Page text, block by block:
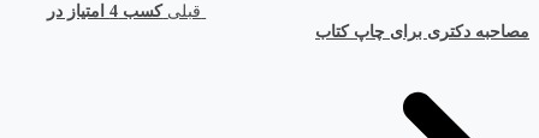
قبلی
کسب 4 امتیاز در
مصاحبه دکتری برای چاپ کتاب